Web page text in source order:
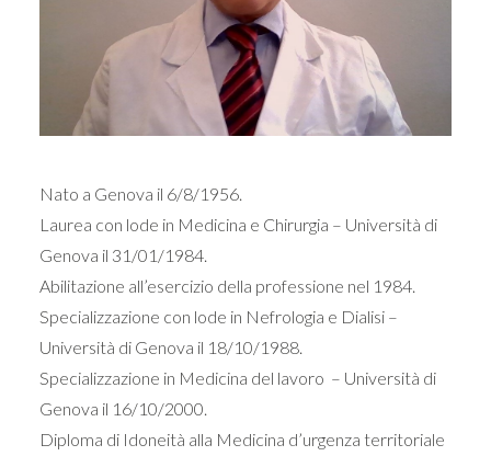
Nato a Genova il 6/8/1956.
Laurea con lode in Medicina e Chirurgia – Università di
Genova il 31/01/1984.
Abilitazione all’esercizio della professione nel 1984.
Specializzazione con lode in Nefrologia e Dialisi –
Università di Genova il 18/10/1988.
Specializzazione in Medicina del lavoro – Università di
Genova il 16/10/2000.
Diploma di Idoneità alla Medicina d’urgenza territoriale